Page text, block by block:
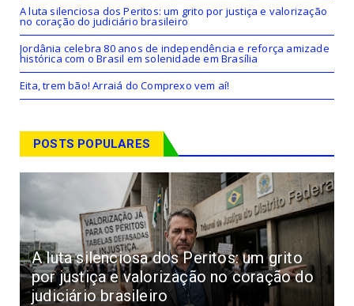
A luta silenciosa dos Peritos: um grito por justiça e valorização
no coração do judiciário brasileiro
Jordânia celebra 80 anos de independência e reforça amizade
histórica com o Brasil em solenidade em Brasília
Eita, trem bão! Arraiá do Comprexo vem aí!
POSTS POPULARES
A luta silenciosa dos Peritos: um grito
por justiça e valorização no coração do
judiciário brasileiro